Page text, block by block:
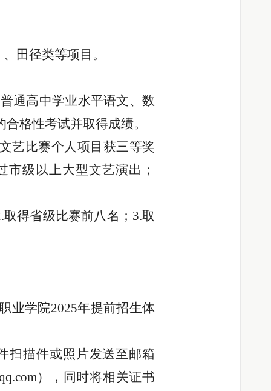
田径类等项目。
通高中学业水平语文、数
格性考试并取得成绩。
艺比赛个人项目获三等奖
级以上大型文艺演出；
得省级比赛前八名；3.取
业学院2025年提前招生体
扫描件或照片发送至邮箱
），同时将相关证书